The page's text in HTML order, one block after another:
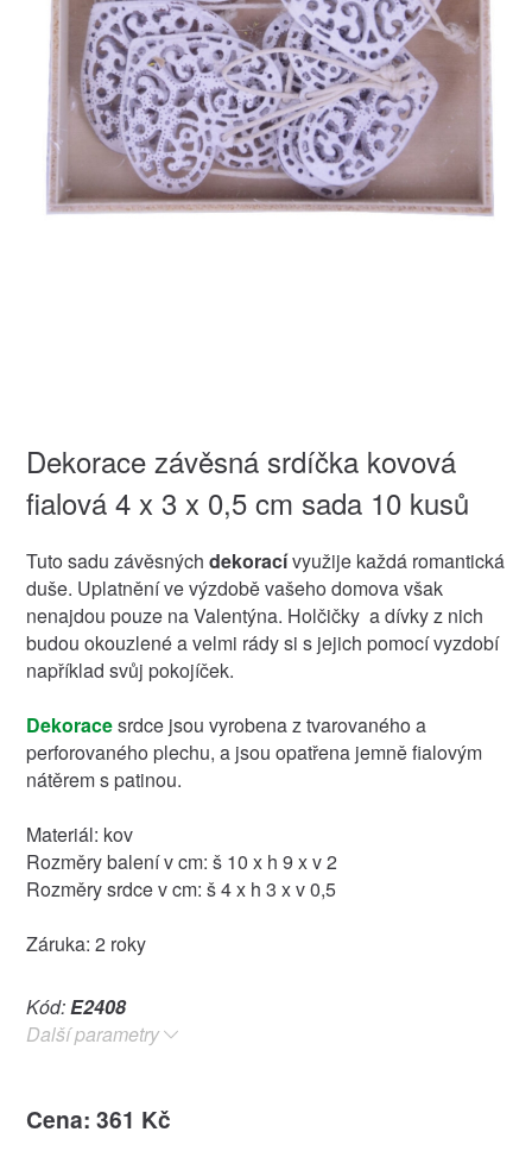
Dekorace závěsná srdíčka kovová
fialová 4 x 3 x 0,5 cm sada 10 kusů
Tuto sadu závěsných dekoracívyužije každá romantická
duše. Uplatnění ve výzdobě vašeho domova však
nenajdou pouze na Valentýna. Holčičky a dívky z nich
budou okouzlené a velmi rády si s jejich pomocí vyzdobí
například svůj pokojíček.
Dekoracesrdce jsou vyrobena z tvarovaného a
perforovaného plechu, a jsou opatřena jemně fialovým
nátěrem s patinou.
Materiál: kov
Rozměry balení v cm: š 10 x h 9 x v 2
Rozměry srdce v cm: š 4 x h 3 x v 0,5
Záruka: 2 roky
Kód:E2408
Další parametry
Cena: 361 Kč